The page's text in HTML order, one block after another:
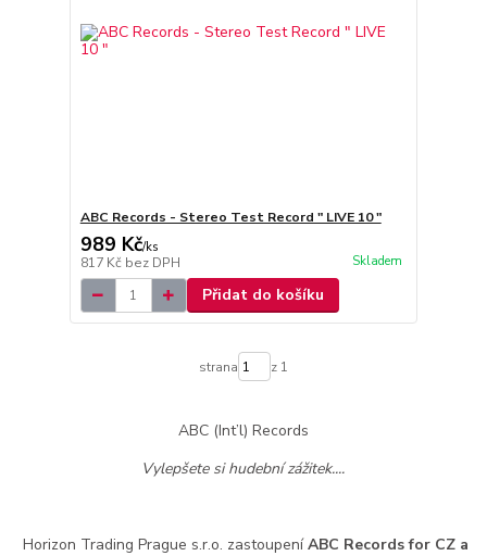
ABC Records - Stereo Test Record " LIVE 10 "
989 Kč/ks
817 Kč bez DPH Skladem
Přidat do košíku
strana z 1
ABC (Int’l) Records
Vylepšete si hudební zážitek....
Horizon Trading Prague s.r.o. zastoupeníABC Records for CZ a